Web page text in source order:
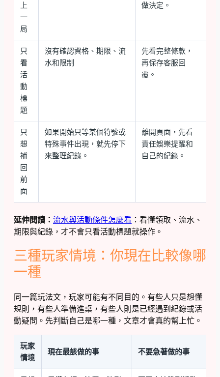
上
一
局
做決定。
只
看
活
動
標
題
沒有確認資格、期限、流
水和限制
先看完整條款，
再保存客服回
覆。
只
想
補
回
前
面
如果開始只等某個符號或
特殊事件出現，就先停下
來整理紀錄。
離開頁面，先看
責任娛樂提醒和
自己的紀錄。
延伸閱讀： 流水與活動條件怎麼看 ：看懂領取、流水、
期限與紀錄，才不會只看活動標題就操作。
三種玩家情境：你現在比較像哪
一種
同一篇玩法文，玩家可能有不同目的。有些人只是想懂
規則，有些人準備進桌，有些人則是已經遇到紀錄或活
動疑問。先判斷自己是哪一種，文章才會真的幫上忙。
玩家
情境
現在最該做的事 不要急著做的事